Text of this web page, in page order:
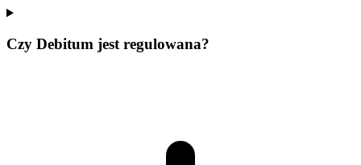
Czy Debitum jest regulowana?